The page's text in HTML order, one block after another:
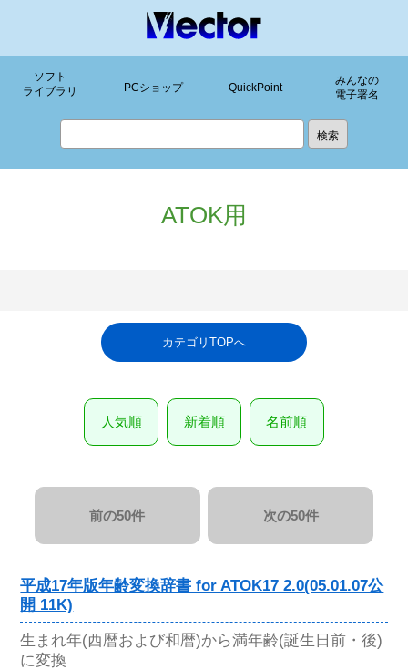
ソフト
ライブラリ
PCショップ QuickPoint
みんなの
電子署名
ATOK用
カテゴリTOPへ
人気順 新着順 名前順
前の50件 次の50件
平成17年版年齢変換辞書 for ATOK17 2.0(05.01.07公
開 11K)
生まれ年(西暦および和暦)から満年齢(誕生日前・後)
に変換